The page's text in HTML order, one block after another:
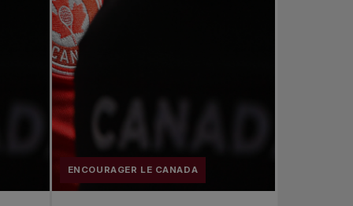
ENCOURAGER LE CANADA